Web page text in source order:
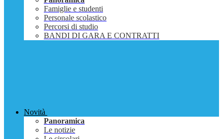
Famiglie e studenti
Personale scolastico
Percorsi di studio
BANDI DI GARA E CONTRATTI
Novità
Panoramica
Le notizie